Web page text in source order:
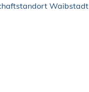
Waibstadt